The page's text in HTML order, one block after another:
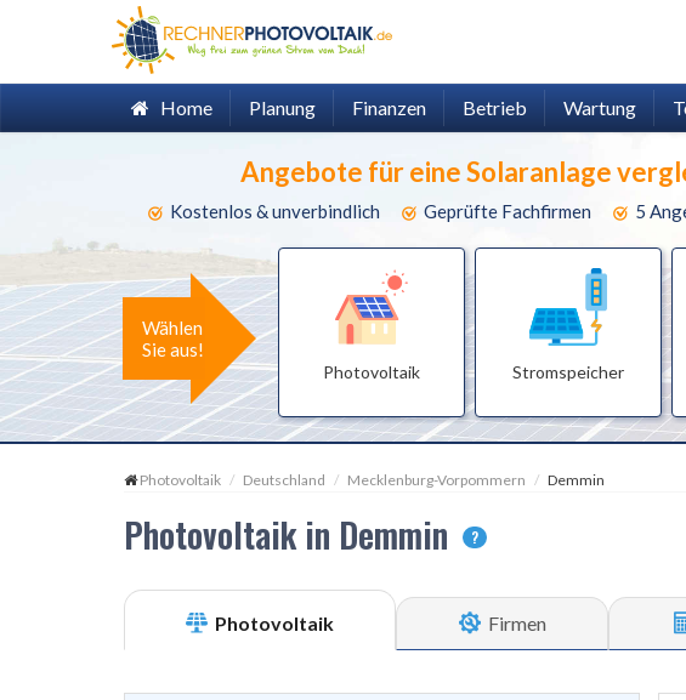
Home Planung Finanzen Betrieb Wartung
Angebote für eine Solaranlage
Kostenlos & unverbindlich Geprüfte Fachfirmen 5
Wählen
Sie aus!
Photovoltaik Stromspeicher
Photovoltaik Deutschland Mecklenburg-Vorpommern Demmin
Photovoltaik in Demmin ?
Photovoltaik Firmen